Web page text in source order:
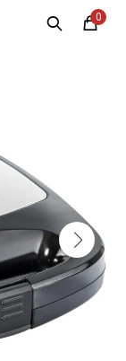
0
MI CUENTA